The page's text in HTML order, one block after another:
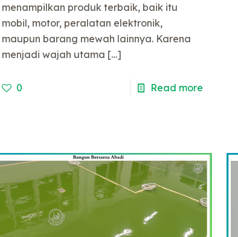
menampilkan produk terbaik, baik itu
mobil, motor, peralatan elektronik,
maupun barang mewah lainnya. Karena
menjadi wajah utama […]
0 Read more